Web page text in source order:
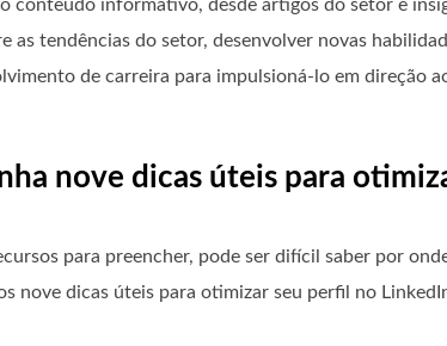
conteúdo informativo, desde artigos do setor e
as tendências do setor, desenvolver novas
de carreira para impulsioná-lo em direção
nove dicas úteis para
para preencher, pode ser difícil saber por
nove dicas úteis para otimizar seu perfil no